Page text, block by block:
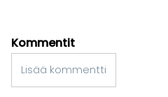
Kommentit
Lisää kommentti